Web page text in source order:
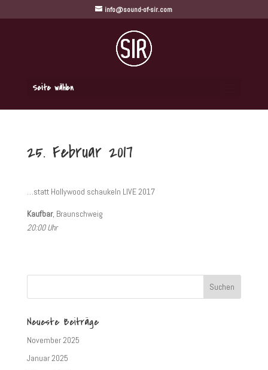
info@sound-of-sir.com
Seite wählen
25. Februar 2017
…statt Hollywood schaukeln LIVE 2017
Kaufbar, Braunschweig
20:00 Uhr
Neueste Beiträge
November 2025
Januar 2025